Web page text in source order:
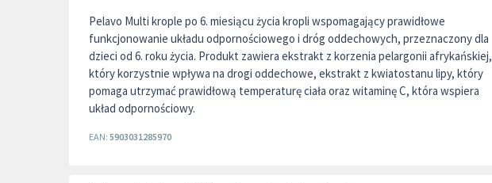
Pelavo Multi krople po 6. miesiącu życia kropli wspomagający prawidłowe
funkcjonowanie układu odpornościowego i dróg oddechowych, przeznaczony dla
dzieci od 6. roku życia. Produkt zawiera ekstrakt z korzenia pelargonii afrykańskiej,
który korzystnie wpływa na drogi oddechowe, ekstrakt z kwiatostanu lipy, który
pomaga utrzymać prawidłową temperaturę ciała oraz witaminę C, która wspiera
układ odpornościowy.
EAN: 5903031285970